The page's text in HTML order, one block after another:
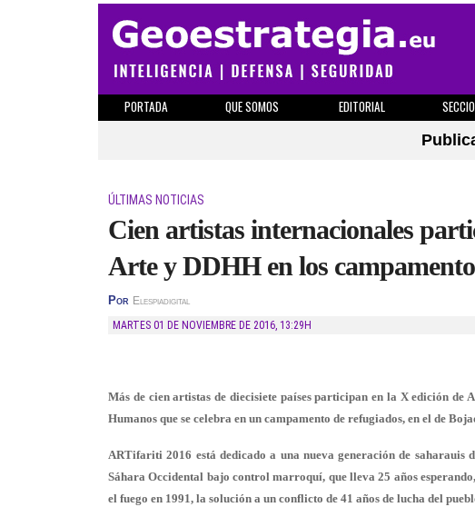
PORTADA QUE SOMOS EDITORIAL
ÚLTIMAS NOTICIAS
Cien artistas internacionales
Arte y DDHH en los
Por Elespiadigital
MARTES 01 DE NOVIEMBRE DE 2016, 13:29H
Más de cien artistas de diecisiete países participan en la X edición
Humanos que se celebra en un campamento de refugiados, en el de
ARTifariti 2016 está dedicado a una nueva generación de
Sáhara Occidental bajo control marroquí, que lleva 25 años
el fuego en 1991, la solución a un conflicto de 41 años de lucha del